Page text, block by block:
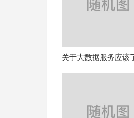
关于大数据服务应该